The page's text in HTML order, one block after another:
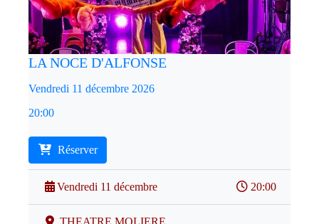
LA NOCE D'ALFONSE
Vendredi 11 décembre 2026
20:00
Réserver
Vendredi 11 décembre 20:00
THEATRE MOLIERE